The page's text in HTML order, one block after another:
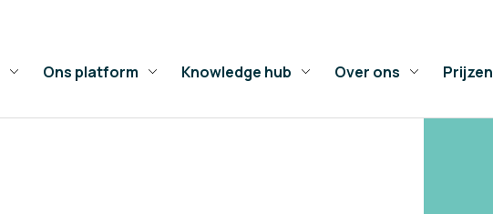
Ons platform Knowledge hub Over ons Prijzen